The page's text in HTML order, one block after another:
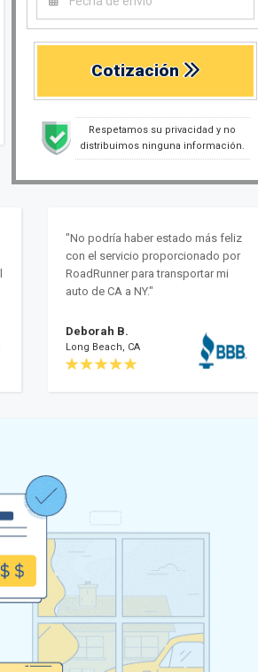
Cotización
Respetamos su privacidad y no
distribuimos ninguna información.
"No podría haber estado más feliz
con el servicio proporcionado por
RoadRunner para transportar mi
auto de CA a NY."
Deborah B.
Long Beach, CA